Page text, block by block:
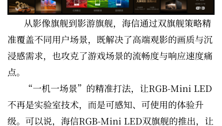
从影像旗舰到影游旗舰，海信通过双旗舰策略精
准覆盖不同用户场景，既解决了高端观影的画质与沉
浸感需求，也攻克了游戏场景的流畅度与响应速度痛
点。
“一机一场景”的精准打法，让RGB-Mini LED
不再是实验室技术，而是可感知、可使用的体验升
级。可以说，海信RGB-Mini LED双旗舰的推出，让